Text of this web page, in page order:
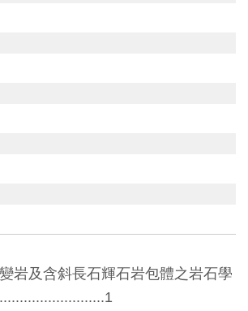
岩及含斜長石輝石岩包體之岩石學
..........................1